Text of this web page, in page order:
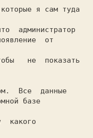
я сам туда
администратор
от
не  показать
Все  данные
базе
какого